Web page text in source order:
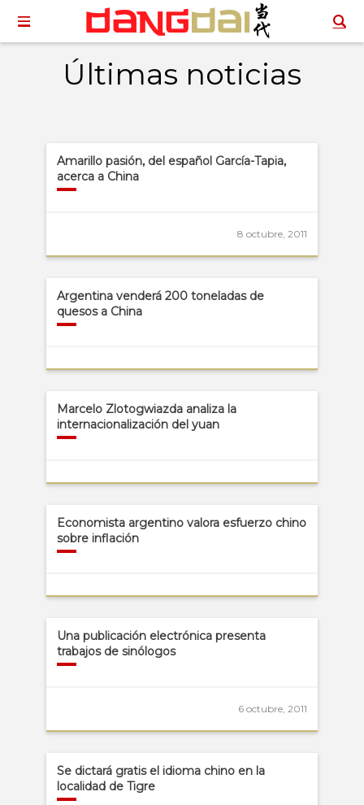
Últimas noticias
Amarillo pasión, del español García-Tapia,
acerca a China
8 octubre, 2011
Argentina venderá 200 toneladas de
quesos a China
Marcelo Zlotogwiazda analiza la
internacionalización del yuan
Economista argentino valora esfuerzo chino
sobre inflación
Una publicación electrónica presenta
trabajos de sinólogos
6 octubre, 2011
Se dictará gratis el idioma chino en la
localidad de Tigre